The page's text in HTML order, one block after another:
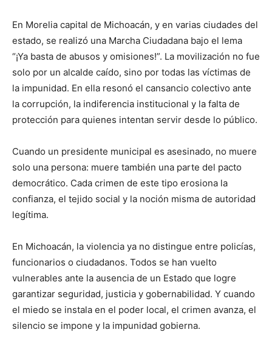
En Morelia capital de Michoacán, y en varias ciudades del
estado, se realizó una Marcha Ciudadana bajo el lema
“¡Ya basta de abusos y omisiones!”. La movilización no fue
solo por un alcalde caído, sino por todas las víctimas de
la impunidad. En ella resonó el cansancio colectivo ante
la corrupción, la indiferencia institucional y la falta de
protección para quienes intentan servir desde lo público.
Cuando un presidente municipal es asesinado, no muere
solo una persona: muere también una parte del pacto
democrático. Cada crimen de este tipo erosiona la
confianza, el tejido social y la noción misma de autoridad
legítima.
En Michoacán, la violencia ya no distingue entre policías,
funcionarios o ciudadanos. Todos se han vuelto
vulnerables ante la ausencia de un Estado que logre
garantizar seguridad, justicia y gobernabilidad. Y cuando
el miedo se instala en el poder local, el crimen avanza, el
silencio se impone y la impunidad gobierna.